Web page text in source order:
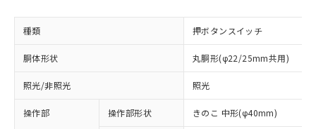
種類 押ボタンスイッチ
胴体形状 丸胴形(φ22/25mm共用)
照光/非照光 照光
操作部 操作部形状 きのこ 中形(φ40mm)